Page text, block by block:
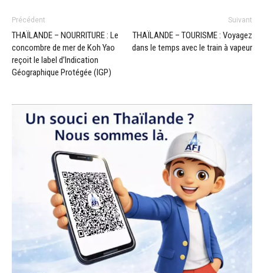
Précédent
THAÏLANDE – NOURRITURE : Le
concombre de mer de Koh Yao
reçoit le label d’Indication
Géographique Protégée (IGP)
Suivant
THAÏLANDE – TOURISME : Voyagez
dans le temps avec le train à vapeur